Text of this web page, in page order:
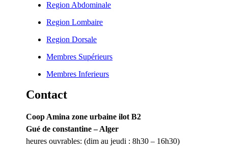
Region Abdominale
Region Lombaire
Region Dorsale
Membres Supérieurs
Membres Inferieurs
Contact
Coop Amina zone urbaine ilot B2
Gué de constantine – Alger
heures ouvrables: (dim au jeudi : 8h30 – 16h30)